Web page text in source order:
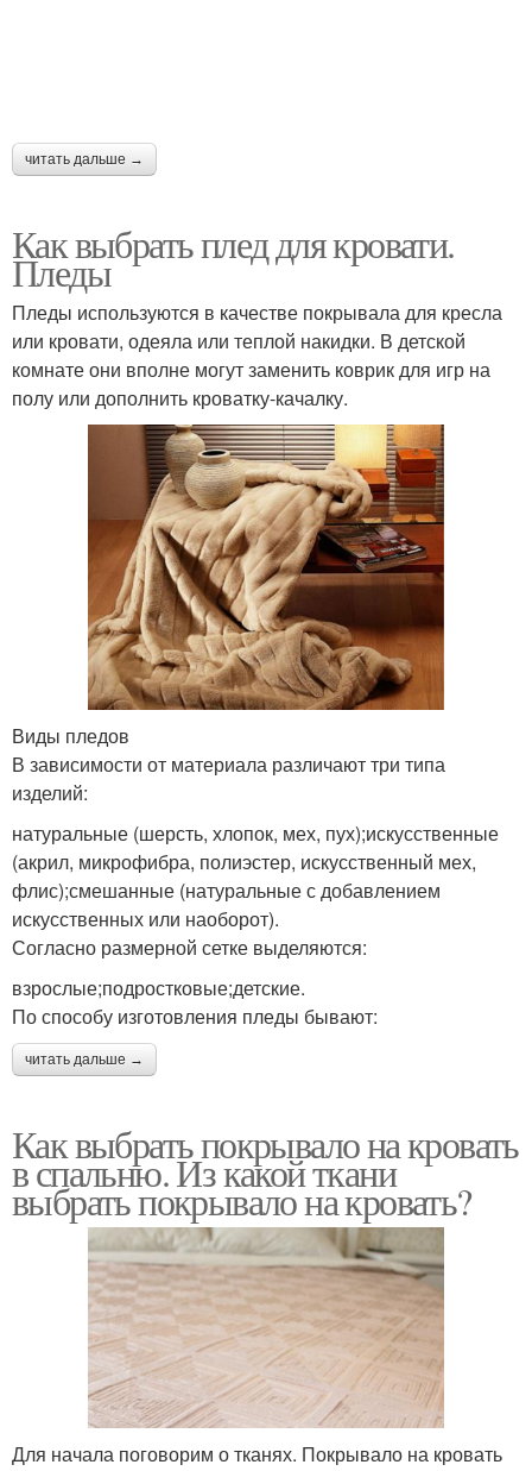
читать дальше →
Как выбрать плед для кровати.
Пледы
Пледы используются в качестве покрывала для кресла
или кровати, одеяла или теплой накидки. В детской
комнате они вполне могут заменить коврик для игр на
полу или дополнить кроватку-качалку.
Виды пледов
В зависимости от материала различают три типа
изделий:
натуральные (шерсть, хлопок, мех, пух);искусственные
(акрил, микрофибра, полиэстер, искусственный мех,
флис);смешанные (натуральные с добавлением
искусственных или наоборот).
Согласно размерной сетке выделяются:
взрослые;подростковые;детские.
По способу изготовления пледы бывают:
читать дальше →
Как выбрать покрывало на кровать
в спальню. Из какой ткани
выбрать покрывало на кровать?
Для начала поговорим о тканях. Покрывало на кровать